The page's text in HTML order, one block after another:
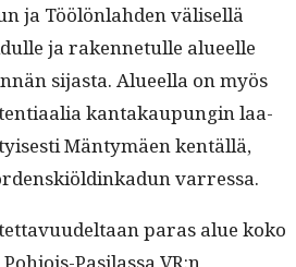
ja Töölön­lah­den välisel­lä
ja raken­netulle alueelle
sijas­ta. Alueel­la on myös
kan­takaupun­gin laa­
Män­tymäen ken­täl­lä,
varressa.
paras alue koko
Pasi­las­sa VR:n